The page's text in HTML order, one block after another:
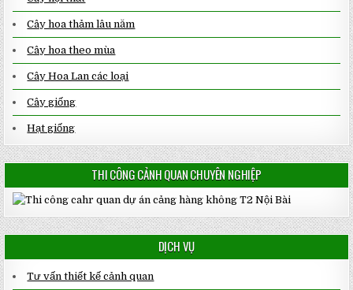
Cây hoa thảm lâu năm
Cây hoa theo mùa
Cây Hoa Lan các loại
Cây giống
Hạt giống
THI CÔNG CẢNH QUAN CHUYÊN NGHIỆP
DỊCH VỤ
Tư vấn thiết kế cảnh quan